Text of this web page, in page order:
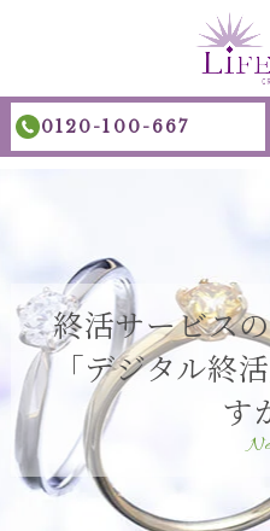
0120-100-667
終活サービス
「デジタル終
す